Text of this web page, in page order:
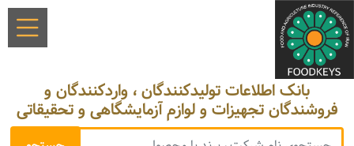
بانک اطلاعات تولیدکنندگان ، واردکنندگان و
فروشندگان تجهیزات و لوازم آزمایشگاهی و تحقیقاتی